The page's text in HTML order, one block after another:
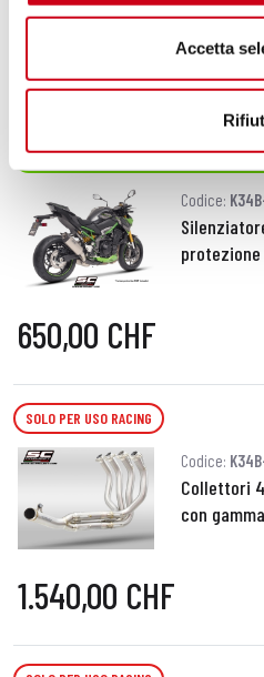
Accetta
650,00 CHF
OMOLOGATO EURO 5 (SOLO M.Y. 2020-
Codice:
650,00 CHF
SOLO PER USO RACING
Codice:
Collettori
con
1.540,00 CHF